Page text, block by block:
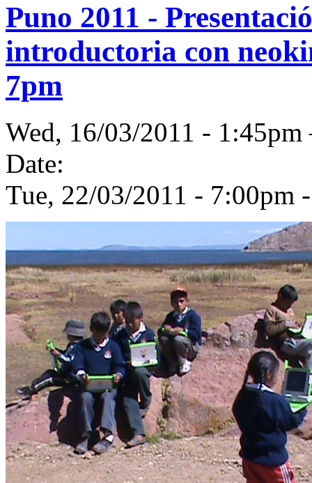
Puno 2011 -
introductoria con
7pm
Wed, 16/03/2011 -
Date:
Tue, 22/03/2011 - 7:00pm